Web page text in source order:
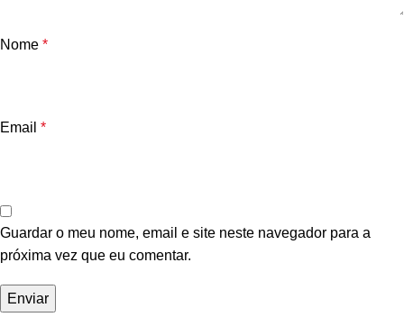
Nome *
Email *
Guardar o meu nome, email e site neste navegador para a
próxima vez que eu comentar.